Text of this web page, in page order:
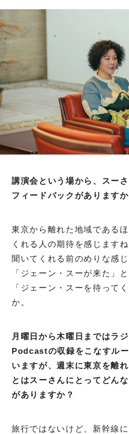
講演会という場から、スー
フィードバックがありますか
東京から離れた地域である
くれる人の期待を感じます
聞いてくれる前のめりな感
「ジェーン・スーが来た」
「ジェーン・スーを待って
か。
月曜日から木曜日まではラ
Podcastの収録をこなすル
いますが、週末に東京を離
とはスーさんにとってどん
がありますか？
旅行ではないけど、新幹線